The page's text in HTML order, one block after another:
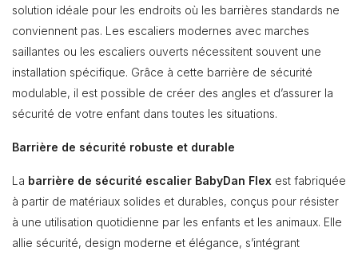
solution idéale pour les endroits où les barrières standards ne
conviennent pas. Les escaliers modernes avec marches
saillantes ou les escaliers ouverts nécessitent souvent une
installation spécifique. Grâce à cette barrière de sécurité
modulable, il est possible de créer des angles et d’assurer la
sécurité de votre enfant dans toutes les situations.
Barrière de sécurité robuste et durable
La barrière de sécurité escalier BabyDan Flex est fabriquée
à partir de matériaux solides et durables, conçus pour résister
à une utilisation quotidienne par les enfants et les animaux. Elle
allie sécurité, design moderne et élégance, s’intégrant